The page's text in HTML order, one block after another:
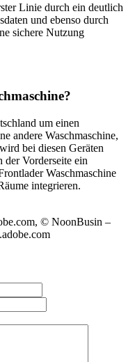
Linie durch ein deutlich
und ebenso durch
sichere Nutzung
um einen
andere Waschmaschine,
bei diesen Geräten
Vorderseite ein
Waschmaschine
integrieren.
© NoonBusin –